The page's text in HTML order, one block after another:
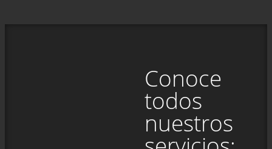
Conoce
todos
nuestros